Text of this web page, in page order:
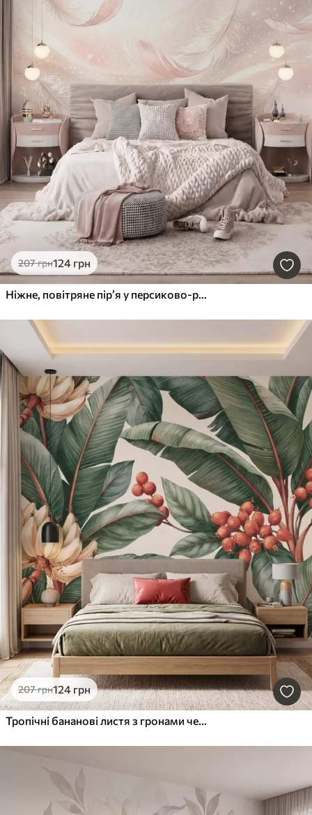
207грн124 грн
Ніжне, повітряне пір’я у персиково-рожевій мряці з мерехтінням
207грн124 грн
Тропічні бананові листя з гронами червоних кавових ягід, у стилі акварелі